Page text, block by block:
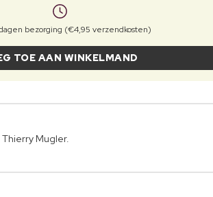
bezorging (€4,95 verzendkosten)
TOE AAN WINKELMAND
Mugler.